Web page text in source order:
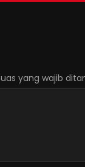
yang wajib